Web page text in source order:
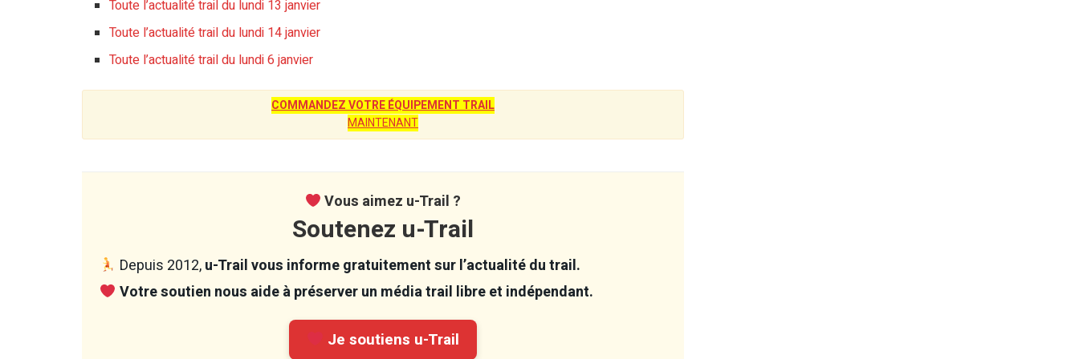
Toute l’actualité trail du lundi 13 janvier
Toute l’actualité trail du lundi 14 janvier
Toute l’actualité trail du lundi 6 janvier
COMMANDEZ VOTRE ÉQUIPEMENT TRAIL
MAINTENANT
Vous aimez u-Trail ?
Soutenez u-Trail
Depuis 2012,u-Trail vous informe gratuitement sur l’actualité du trail.
Votre soutien nous aide à préserver un média trail libre et indépendant.
Je soutiens u-Trail